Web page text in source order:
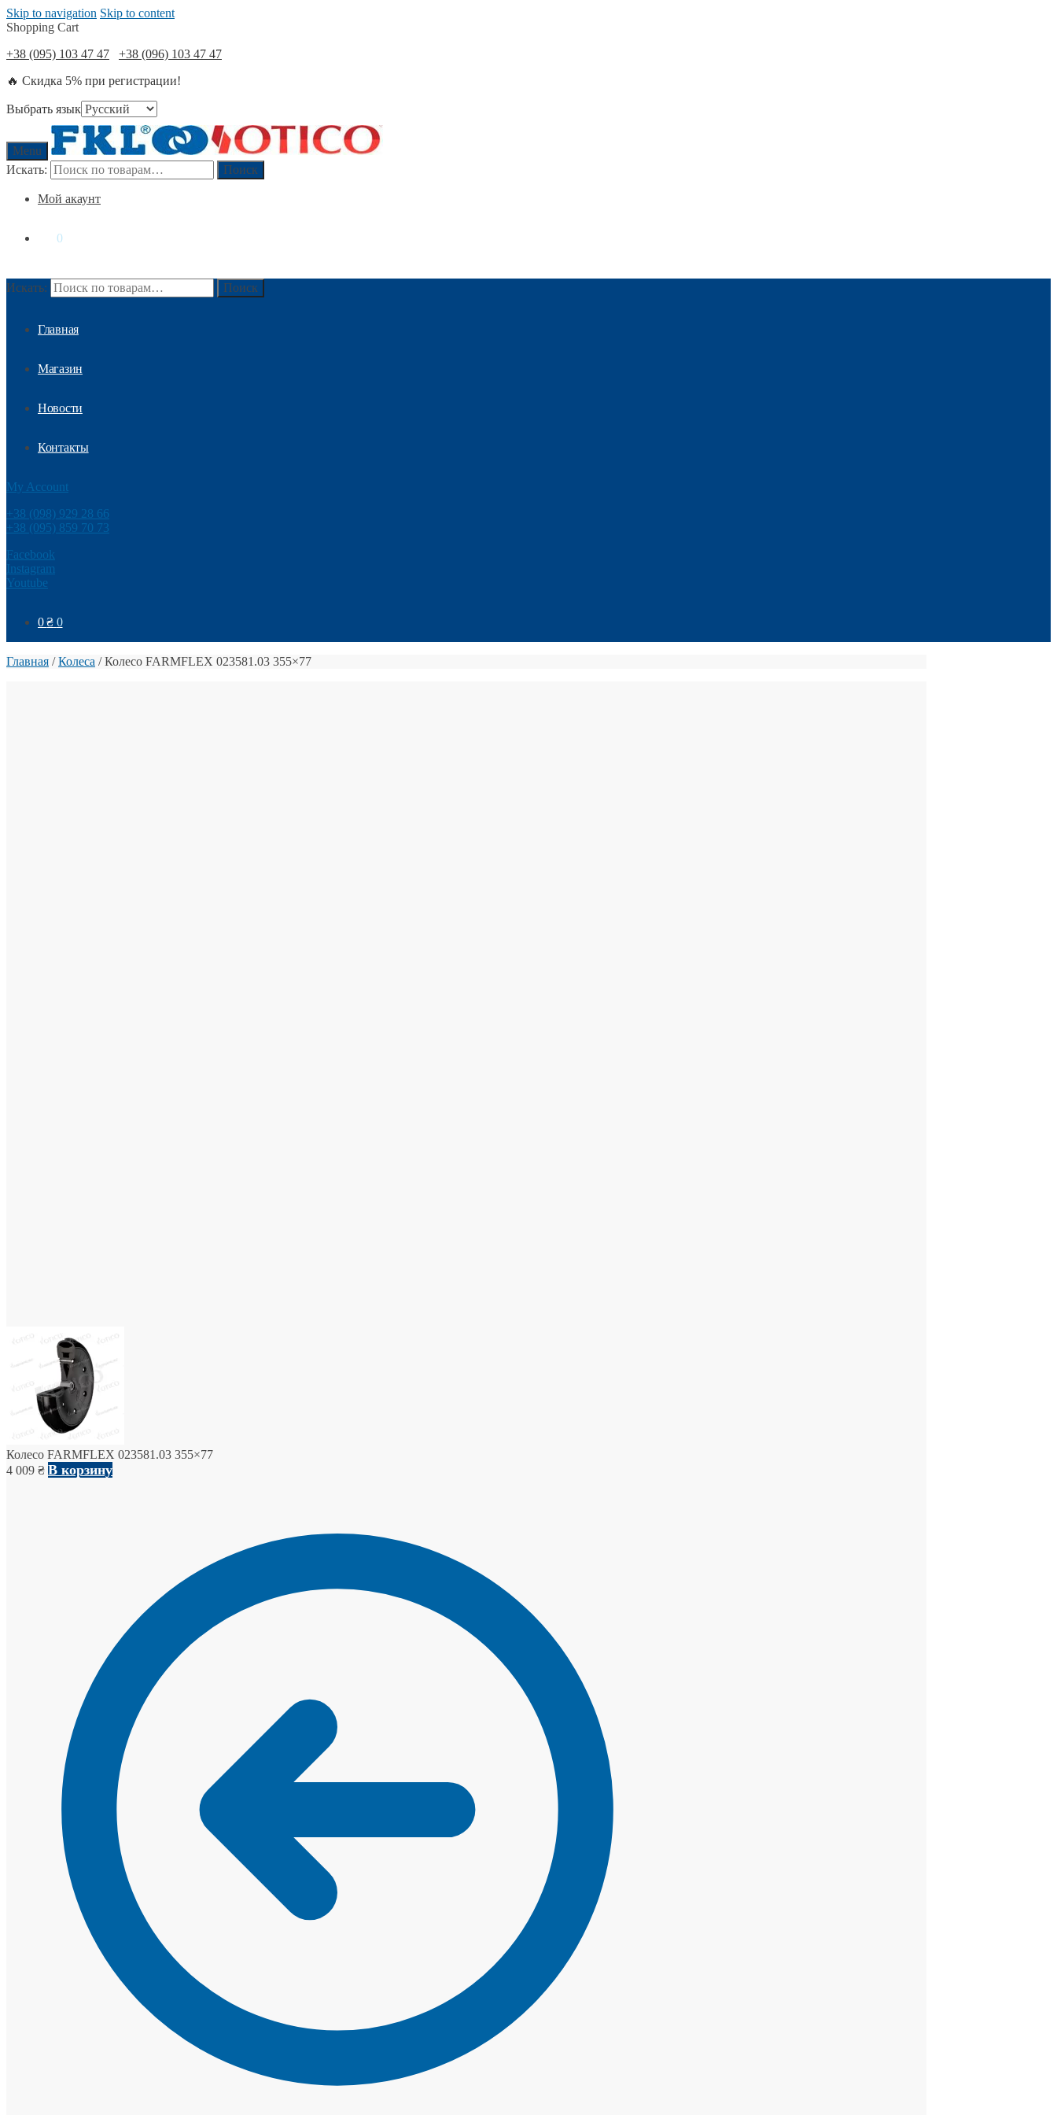
Skip to navigation Skip to content
Shopping Cart
+38 (095) 103 47 47
+38 (096) 103 47 47
🔥 Скидка 5% при регистрации!
Выбрать язык
Menu
Искать:
Поиск
Мой акаунт
0
Искать: Поиск
Главная
Магазин
Новости
Контакты
My Account
+38 (098) 929 28 66
+38 (095) 859 70 73
Facebook
Instagram
Youtube
0₴ 0
Главная /Колеса /Колесо FARMFLEX 023581.03 355×77
Колесо FARMFLEX 023581.03 355×77
4 009 ₴ В корзину